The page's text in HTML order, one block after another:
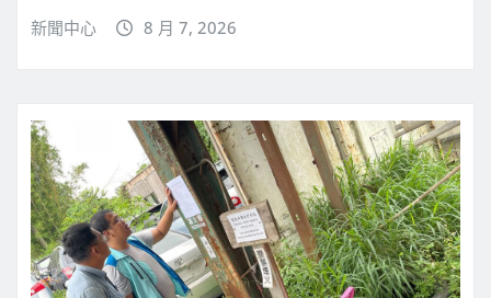
新聞中心 8 月 7, 2026